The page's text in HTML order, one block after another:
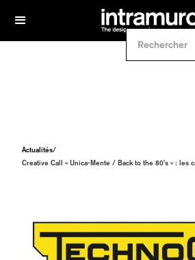
Actualités/
Creative Call « Unica-Mente / Back to the 80’s » : les